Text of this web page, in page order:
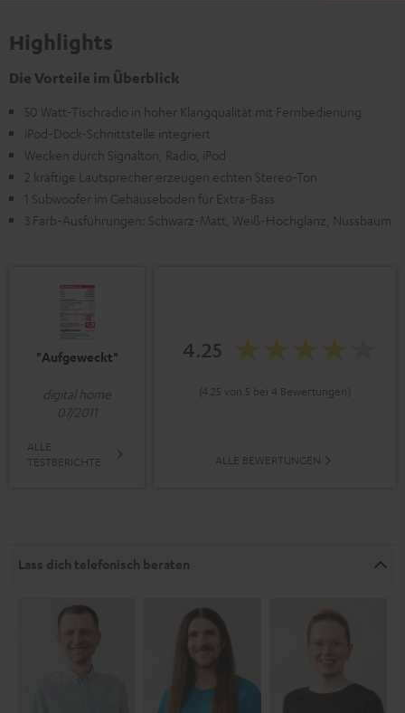
Highlights
Die Vorteile im Überblick
50 Watt-Tischradio in hoher Klangqualität mit Fernbedienung
iPod-Dock-Schnittstelle integriert
Wecken durch Signalton, Radio, iPod
2 kräftige Lautsprecher erzeugen echten Stereo-Ton
1 Subwoofer im Gehäuseboden für Extra-Bass
3 Farb-Ausführungen: Schwarz-Matt, Weiß-Hochglanz, Nussbaum
"Aufgeweckt"
digital home
07/2011
ALLE
TESTBERICHTE
4.25
(4.25 von 5 bei 4 Bewertungen)
ALLE BEWERTUNGEN
Lass dich telefonisch beraten